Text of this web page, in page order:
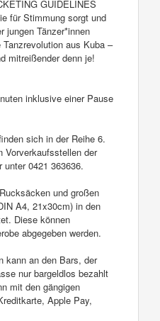
GUIDELINES
für Stimmung sorgt und
jungen Tänzer*innen
aus Kuba –
mitreißender denn je!
inklusive einer Pause
sich in der Reihe 6.
Vorverkaufsstellen der
unter 0421 363636.
und großen
A4, 21x30cm) in den
Diese können
abgegeben werden.
kann an den Bars, der
nur bargeldlos bezahlt
mit den gängigen
Apple Pay,